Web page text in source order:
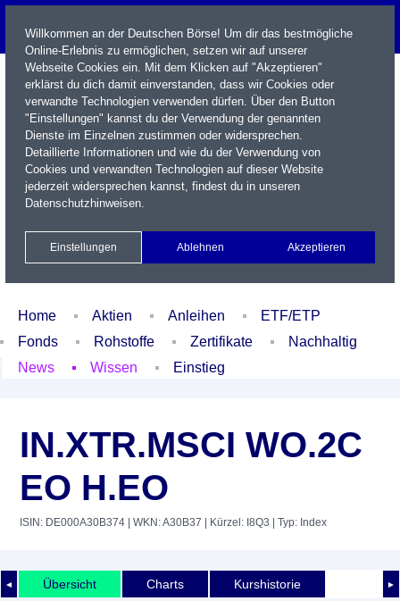
Name / WKN / ISIN / Kürzel
Xetra Realtime
Watchlist Portfolio Login
Home Aktien Anleihen
ETF/ETP
Fonds
Rohstoffe Zertifikate
Nachhaltig
News
Wissen Einstieg
IN.XTR.MSCI WO.2C
EO H.EO
ISIN: DE000A30B374 | WKN: A30B37 | Kürzel: I8Q3 | Typ: Index
◄ ►
Übersicht Charts Kurshistorie
Willkommen an der Deutschen Börse! Um dir das bestmögliche
Online-Erlebnis zu ermöglichen, setzen wir auf unserer
Webseite Cookies ein. Mit dem Klicken auf "Akzeptieren"
erklärst du dich damit einverstanden, dass wir Cookies oder
verwandte Technologien verwenden dürfen. Über den Button
"Einstellungen" kannst du der Verwendung der genannten
Dienste im Einzelnen zustimmen oder widersprechen.
Detaillierte Informationen und wie du der Verwendung von
Cookies und verwandten Technologien auf dieser Website
jederzeit widersprechen kannst, findest du in unseren
Datenschutzhinweisen.
Einstellungen Ablehnen Akzeptieren